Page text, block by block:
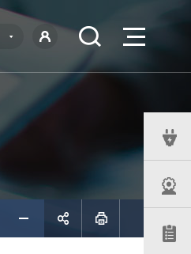
그인
뉴